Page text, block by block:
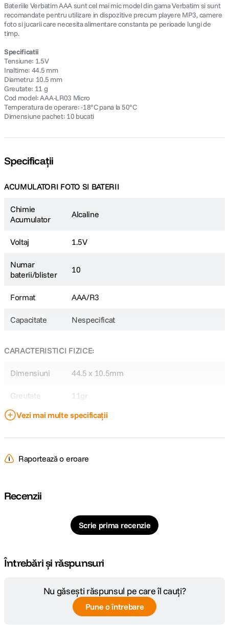
Bateriile Verbatim AAA sunt cel mai mic model din gama Verbatim si sunt
recomandate pentru utilizare in dispozitive precum playere MP3, camere
foto si jucarii care necesita alimentare constanta pe perioade lungi de
timp.
Specificatii
Tensiune: 1.5V
Inaltime: 44.5 mm
Diametru: 10.5 mm
Greutate: 11 g
Cod model: AAA-LR03 Micro
Temperatura de operare: -18°C pana la 50°C
Dimensiune pachet: 10 bucati
Specificații
ACUMULATORI FOTO SI BATERII
Chimie
Acumulator
Alcaline
Voltaj 1.5V
Numar
baterii/blister
10
Format AAA/R3
Capacitate Nespecificat
CARACTERISTICI FIZICE:
Dimensiuni 44.5 x 10.5mm
Greutate 11gr
Vezi mai multe specificații
Raportează o eroare
Recenzii
Scrie prima recenzie
Întrebări și răspunsuri
Nu găsești răspunsul pe care îl cauți?
Pune o întrebare